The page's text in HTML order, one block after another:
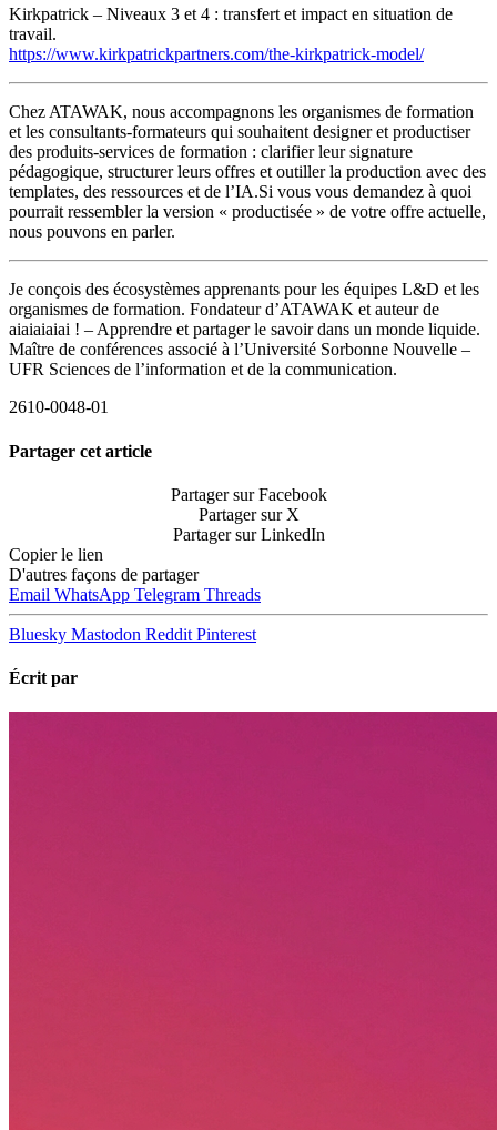
Kirkpatrick – Niveaux 3 et 4 : transfert et impact en situation de
travail.
https://www.kirkpatrickpartners.com/the-kirkpatrick-model/
Chez ATAWAK, nous accompagnons les organismes de formation
et les consultants‑formateurs qui souhaitent designer et productiser
des produits‑services de formation : clarifier leur signature
pédagogique, structurer leurs offres et outiller la production avec des
templates, des ressources et de l’IA.Si vous vous demandez à quoi
pourrait ressembler la version « productisée » de votre offre actuelle,
nous pouvons en parler.
Je conçois des écosystèmes apprenants pour les équipes L&D et les
organismes de formation. Fondateur d’ATAWAK et auteur de
aiaiaiaiai ! – Apprendre et partager le savoir dans un monde liquide.
Maître de conférences associé à l’Université Sorbonne Nouvelle –
UFR Sciences de l’information et de la communication.
2610-0048-01
Partager cet article
Partager sur Facebook
Partager sur X
Partager sur LinkedIn
Copier le lien
D'autres façons de partager
Email WhatsApp Telegram Threads
Bluesky Mastodon Reddit Pinterest
Écrit par